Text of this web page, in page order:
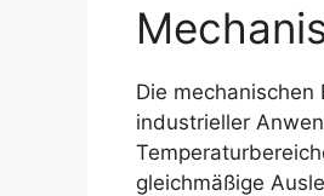
Die
industrieller
gleichmäßige